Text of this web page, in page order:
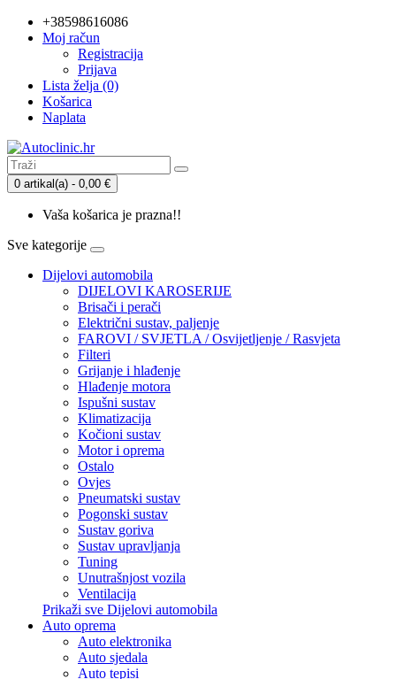
+38598616086
Moj račun
Registracija
Prijava
Lista želja (0)
Košarica
Naplata
0 artikal(a) - 0,00 €
Vaša košarica je prazna!!
Sve kategorije
Dijelovi automobila
DIJELOVI KAROSERIJE
Brisači i perači
Električni sustav, paljenje
FAROVI / SVJETLA / Osvijetljenje / Rasvjeta
Filteri
Grijanje i hlađenje
Hlađenje motora
Ispušni sustav
Klimatizacija
Kočioni sustav
Motor i oprema
Ostalo
Ovjes
Pneumatski sustav
Pogonski sustav
Sustav goriva
Sustav upravljanja
Tuning
Unutrašnjost vozila
Ventilacija
Prikaži sve Dijelovi automobila
Auto oprema
Auto elektronika
Auto sjedala
Auto tepisi